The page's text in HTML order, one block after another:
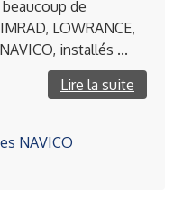
de
LOWRANCE,
installés ...
Lire la suite